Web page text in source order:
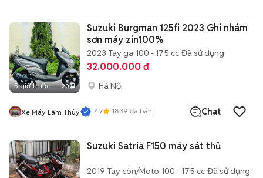
5 giờ trước 20
Suzuki Burgman 125fi 2023 Ghi nhám
sơn máy zin100%
2023 Tay ga 100 - 175 cc Đã sử dụng
32.000.000 đ
Hà Nội
Xe Máy Lâm Thủy 4.7 1839 đã bán Chat
Suzuki Satria F150 máy sát thủ
2019 Tay côn/Moto 100 - 175 cc Đã sử dụng